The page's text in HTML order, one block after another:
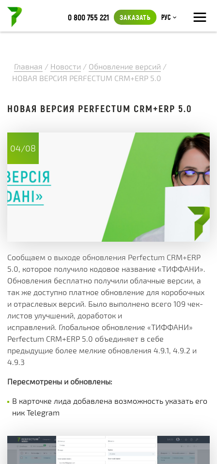
≡
0 800 755 221 ЗАКАЗАТЬ Рус
Главная / Новости / Обновление версий /
НОВАЯ ВЕРСИЯ PERFECTUM CRM+ERP 5.0
НОВАЯ ВЕРСИЯ PERFECTUM CRM+ERP 5.0
04/08
Сообщаем о выходе обновления Perfectum CRM+ERP
5.0, которое получило кодовое название «ТИФФАНИ».
Обновления бесплатно получили облачные версии, а
так же доступно платное обновление для коробочных
и отраслевых версий. Было выполнено всего 109 чек-
листов улучшений, доработок и
исправлений. Глобальное обновление «ТИФФАНИ»
Perfectum CRM+ERP 5.0 объединяет в себе
предыдущие более мелкие обновления 4.9.1, 4.9.2 и
4.9.3
Пересмотрены и обновлены:
В карточке лида добавлена возможность указать его
ник Telegram